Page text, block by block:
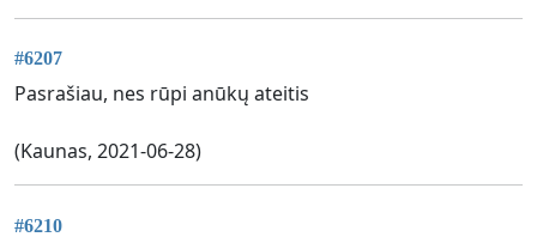
#6207
Pasrašiau, nes rūpi anūkų ateitis
(Kaunas, 2021-06-28)
#6210